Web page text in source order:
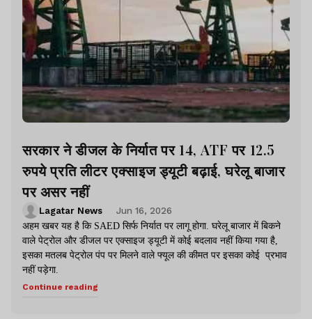
सरकार ने डीजल के निर्यात पर 14, ATF पर 12.5
रुपये प्रति लीटर एक्साइज ड्यूटी बढ़ाई, घरेलू बाजार
पर असर नहीं
Lagatar News
Jun 16, 2026
अहम खबर यह है कि SAED सिर्फ निर्यात पर लागू होगा. घरेलू बाजार में बिकने
वाले पेट्रोल और डीजल पर एक्साइज ड्यूटी में कोई बदलाव नहीं किया गया है,
इसका मतलब पेट्रोल पंप पर मिलने वाले फ्यूल की कीमत पर इसका कोई प्रभाव
नहीं पड़ेगा.
Continue reading